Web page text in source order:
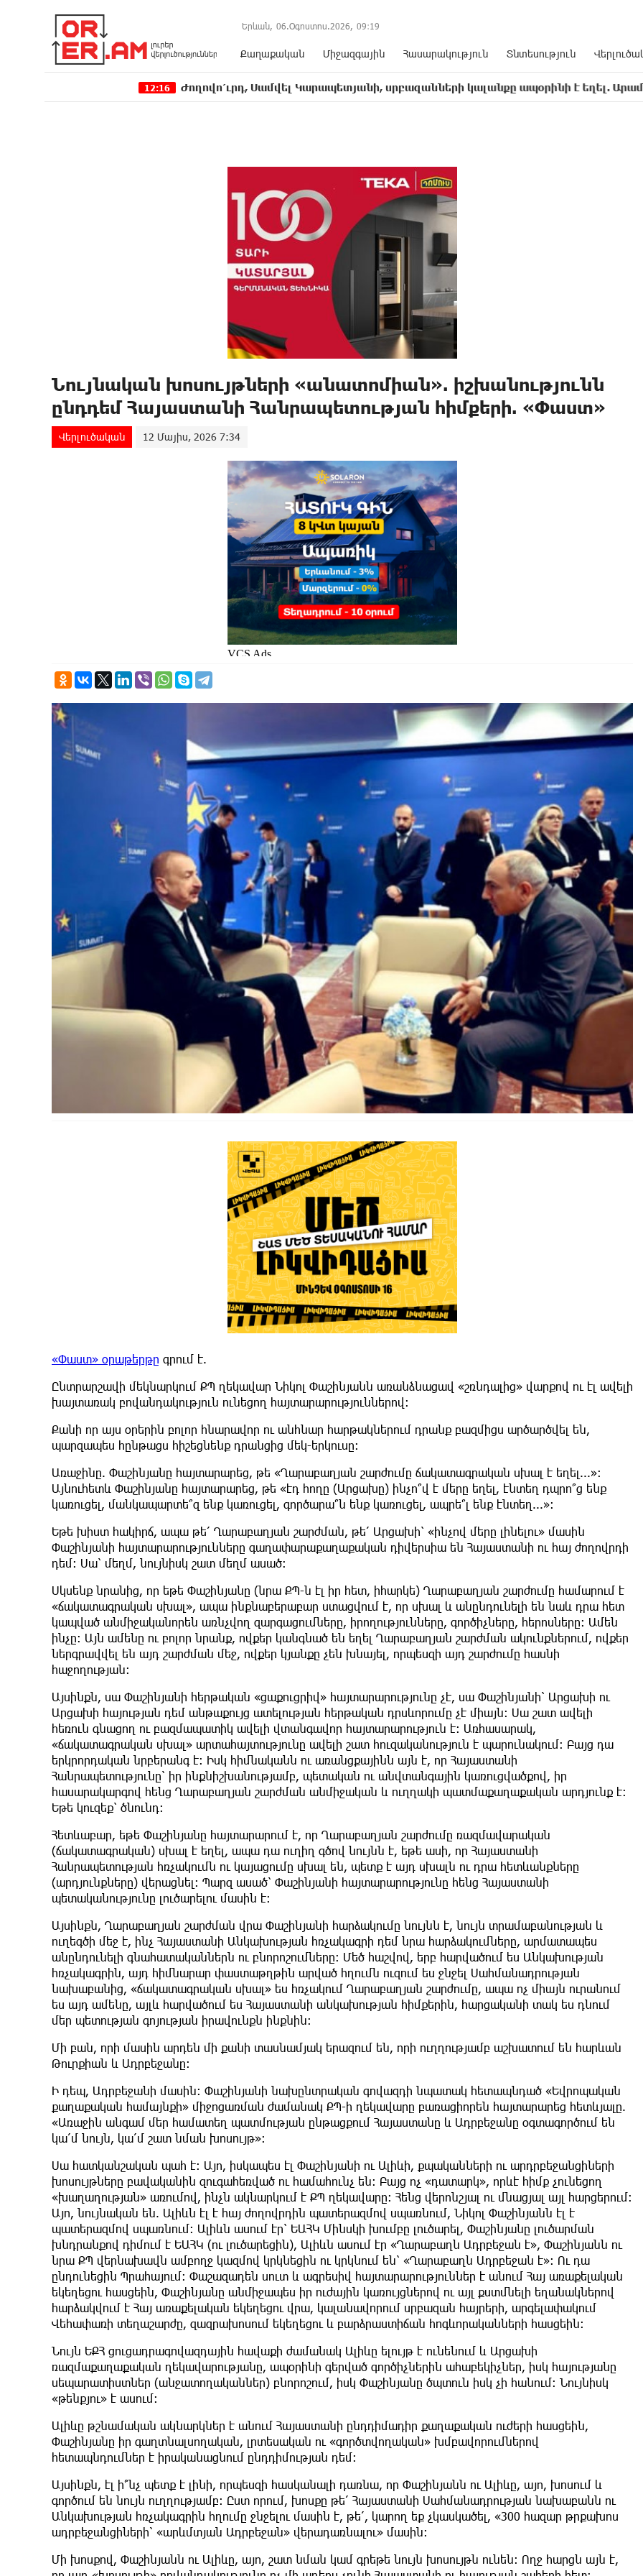
Երևան, 06.Օգոստոս.2026, 09:19
Քաղաքական Միջազգային Հասարակություն Տնտեսություն
Ժողովո՛ւրդ, Սամվել Կարապետյանի, սրբազանների կալանքը ապօրինի է եղել. Արամ
Նույնական խոսույթների «անատոմիան». իշխանությունն
ընդդեմ Հայաստանի Հանրապետության հիմքերի. «Փաստ»
Վերլուծական 12 Մայիս, 2026 7:34
«Փաստ» օրաթերթը գրում է.
Ընտրարշավի մեկնարկում ՔՊ ղեկավար Նիկոլ Փաշինյանն առանձնացավ «շռնդալից» վարքով ու էլ ավելի
խայտառակ բովանդակություն ունեցող հայտարարություններով:
Քանի որ այս օրերին բոլոր հնարավոր ու անհնար հարթակներում դրանք բազմիցս արծարծվել են,
պարզապես հընթացս հիշեցնենք դրանցից մեկ-երկուսը:
Առաջինը. Փաշինյանը հայտարարեց, թե «Ղարաբաղյան շարժումը ճակատագրական սխալ է եղել...»:
Այնուհետև Փաշինյանը հայտարարեց, թե «էդ հողը (Արցախը) ինչո՞վ է մերը եղել, էնտեղ դպրո՞ց ենք
կառուցել, մանկապարտե՞զ ենք կառուցել, գործարա՞ն ենք կառուցել, ապրե՞լ ենք էնտեղ...»:
Եթե խիստ հակիրճ, ապա թե՛ Ղարաբաղյան շարժման, թե՛ Արցախի՝ «ինչով մերը լինելու» մասին
Փաշինյանի հայտարարությունները գաղափարաքաղաքական դիվերսիա են Հայաստանի ու հայ ժողովրդի
դեմ: Սա՝ մեղմ, նույնիսկ շատ մեղմ ասած:
Սկսենք նրանից, որ եթե Փաշինյանը (նրա ՔՊ-ն էլ իր հետ, իհարկե) Ղարաբաղյան շարժումը համարում է
«ճակատագրական սխալ», ապա ինքնաբերաբար ստացվում է, որ սխալ և անընդունելի են նաև դրա հետ
կապված անմիջականորեն առնչվող զարգացումները, իրողությունները, գործիչները, հերոսները: Ամեն
ինչը: Այն ամենը ու բոլոր նրանք, ովքեր կանգնած են եղել Ղարաբաղյան շարժման ակունքներում, ովքեր
ներգրավվել են այդ շարժման մեջ, ովքեր կյանքը չեն խնայել, որպեսզի այդ շարժումը հասնի
հաջողության:
Այսինքն, սա Փաշինյանի հերթական «ցաքուցրիվ» հայտարարությունը չէ, սա Փաշինյանի՝ Արցախի ու
Արցախի հայության դեմ անթաքույց ատելության հերթական դրսևորումը չէ միայն: Սա շատ ավելի
հեռուն գնացող ու բազմապատիկ ավելի վտանգավոր հայտարարություն է: Առհասարակ,
«ճակատագրական սխալ» արտահայտությունը ավելի շատ հուզականություն է պարունակում: Բայց դա
երկրորդական նրբերանգ է: Իսկ հիմնականն ու առանցքայինն այն է, որ Հայաստանի
Հանրապետությունը՝ իր ինքնիշխանությամբ, պետական ու անվտանգային կառուցվածքով, իր
հասարակարգով հենց Ղարաբաղյան շարժման անմիջական և ուղղակի պատմաքաղաքական արդյունք է:
Եթե կուզեք՝ ծնունդ:
Հետևաբար, եթե Փաշինյանը հայտարարում է, որ Ղարաբաղյան շարժումը ռազմավարական
(ճակատագրական) սխալ է եղել, ապա դա ուղիղ գծով նույնն է, եթե ասի, որ Հայաստանի
Հանրապետության հռչակումն ու կայացումը սխալ են, պետք է այդ սխալն ու դրա հետևանքները
(արդյունքները) վերացնել: Պարզ ասած՝ Փաշինյանի հայտարարությունը հենց Հայաստանի
պետականությունը լուծարելու մասին է:
Այսինքն, Ղարաբաղյան շարժման վրա Փաշինյանի հարձակումը նույնն է, նույն տրամաբանության և
ուղեգծի մեջ է, ինչ Հայաստանի Անկախության հռչակագրի դեմ նրա հարձակումները, արմատապես
անընդունելի գնահատականներն ու բնորոշումները: Մեծ հաշվով, երբ հարվածում ես Անկախության
հռչակագրին, այդ հիմնարար փաստաթղթին արված հղումն ուզում ես ջնջել Սահմանադրության
նախաբանից, «ճակատագրական սխալ» ես հռչակում Ղարաբաղյան շարժումը, ապա ոչ միայն ուրանում
ես այդ ամենը, այլև հարվածում ես Հայաստանի անկախության հիմքերին, հարցականի տակ ես դնում
մեր պետության գոյության իրավունքն ինքնին:
Մի բան, որի մասին արդեն մի քանի տասնամյակ երազում են, որի ուղղությամբ աշխատում են հարևան
Թուրքիան և Ադրբեջանը:
Ի դեպ, Ադրբեջանի մասին: Փաշինյանի նախընտրական գովազդի նպատակ հետապնդած «Եվրոպական
քաղաքական համայնքի» միջոցառման ժամանակ ՔՊ-ի ղեկավարը բառացիորեն հայտարարեց հետևյալը.
«Առաջին անգամ մեր համատեղ պատմության ընթացքում Հայաստանը և Ադրբեջանը օգտագործում են
կա՛մ նույն, կա՛մ շատ նման խոսույթ»:
Սա հատկանշական պահ է: Այո, իսկապես էլ Փաշինյանի ու Ալիևի, քպականների ու արդրբեջանցիների
խոսույթները բավականին զուգահեռված ու համահունչ են: Բայց ոչ «դատարկ», որևէ հիմք չունեցող
«խաղաղության» առումով, ինչն ակնարկում է ՔՊ ղեկավարը: Հենց վերոնշյալ ու մնացյալ այլ հարցերում:
Այո, նույնական են. Ալիևն էլ է հայ ժողովրդին պատերազմով սպառնում, Նիկոլ Փաշինյանն էլ է
պատերազմով սպառնում: Ալիևն ասում էր՝ ԵԱՀԿ Մինսկի խումբը լուծարել, Փաշինյանը լուծարման
խնդրանքով դիմում է ԵԱՀԿ (ու լուծարեցին), Ալիևն ասում էր «Ղարաբաղն Ադրբեջան է», Փաշինյանն ու
նրա ՔՊ վերնախավն ամբողջ կազմով կրկնեցին ու կրկնում են՝ «Ղարաբաղն Ադրբեջան է»: Ու դա
ընդունեցին Պրահայում: Փաշազադեն սուտ և ագրեսիվ հայտարարություններ է անում Հայ առաքելական
եկեղեցու հասցեին, Փաշինյանը անմիջապես իր ուժային կառույցներով ու այլ քստմնելի եղանակներով
հարձակվում է Հայ առաքելական եկեղեցու վրա, կալանավորում սրբազան հայրերի, արգելափակում
Վեհափառի տեղաշարժը, զազրախոսում եկեղեցու և բարձրաստիճան հոգևորականների հասցեին:
Նույն ԵՔՀ ցուցադրագովազդային հավաքի ժամանակ Ալիևը ելույթ է ունենում և Արցախի
ռազմաքաղաքական ղեկավարությանը, ապօրինի գերված գործիչներին ահաբեկիչներ, իսկ հայությանը
սեպարատիստներ (անջատողականներ) բնորոշում, իսկ Փաշինյանը ծպտուն իսկ չի հանում: Նույնիսկ
«թենքյու» է ասում:
Ալիևը թշնամական ակնարկներ է անում Հայաստանի ընդդիմադիր քաղաքական ուժերի հասցեին,
Փաշինյանը իր գաղտնալսողական, լրտեսական ու «գործտվողական» խմբավորումներով
հետապնդումներ է իրականացնում ընդդիմության դեմ:
Այսինքն, էլ ի՞նչ պետք է լինի, որպեսզի հասկանալի դառնա, որ Փաշինյանն ու Ալիևը, այո, խոսում և
գործում են նույն ուղղությամբ: Ըստ որում, խոսքը թե՛ Հայաստանի Սահմանադրության նախաբանն ու
Անկախության հռչակագրին հղումը ջնջելու մասին է, թե՛, կարող եք չկասկածել, «300 հազար թրքախոս
ադրբեջանցիների՝ «արևմտյան Ադրբեջան» վերադառնալու» մասին:
Մի խոսքով, Փաշինյանն ու Ալիևը, այո, շատ նման կամ գրեթե նույն խոսույթն ունեն: Ողջ հարցն այն է,